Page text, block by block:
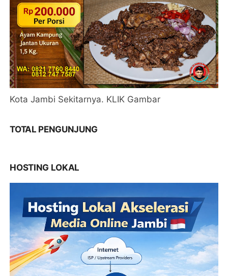
Kota Jambi Sekitarnya. KLIK Gambar
TOTAL PENGUNJUNG
HOSTING LOKAL